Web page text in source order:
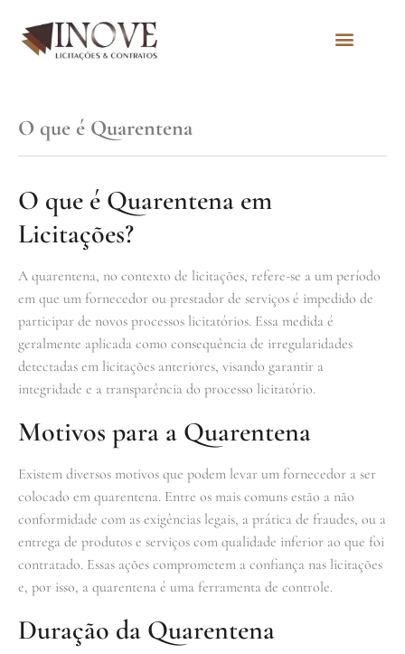
O que é Quarentena
O que é Quarentena em
Licitações?
A quarentena, no contexto de licitações, refere-se a um período
em que um fornecedor ou prestador de serviços é impedido de
participar de novos processos licitatórios. Essa medida é
geralmente aplicada como consequência de irregularidades
detectadas em licitações anteriores, visando garantir a
integridade e a transparência do processo licitatório.
Motivos para a Quarentena
Existem diversos motivos que podem levar um fornecedor a ser
colocado em quarentena. Entre os mais comuns estão a não
conformidade com as exigências legais, a prática de fraudes, ou a
entrega de produtos e serviços com qualidade inferior ao que foi
contratado. Essas ações comprometem a confiança nas licitações
e, por isso, a quarentena é uma ferramenta de controle.
Duração da Quarentena